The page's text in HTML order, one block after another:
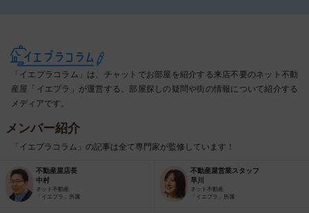
「イエプラコラム」は、チャットでお部屋を紹介する来店不要のネット不動
産屋「イエプラ」が運営する、部屋探しの疑問や街の情報について紹介する
メディアです。
メンバー紹介
「イエプラコラム」の記事は全て専門家が監修しています！
不動産屋店長
中村
ネット不動産
「イエプラ」所属
不動産屋営業スタッフ
早川
ネット不動産
「イエプラ」所属